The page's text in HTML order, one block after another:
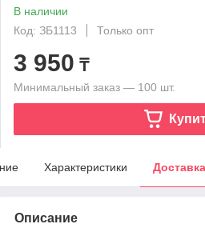
В наличии
Код: ЗБ1113
Только опт
3 950 ₸
Минимальный заказ — 100 шт.
Характеристики Доставка
Описание